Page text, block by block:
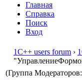
Главная
Справка
Поиск
Вход
1С++ users forum ›
(Группа